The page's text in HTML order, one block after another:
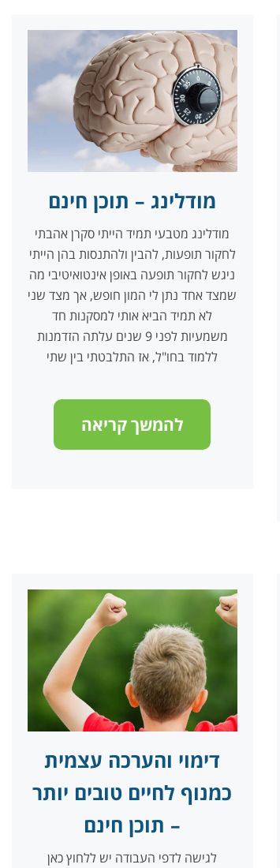
מודלינג – תוכן חינם
מודלינג מטבעי תמיד הייתי סקרן אהבתי
לחקור תופעות, להבין ולהתנסות בהן הייתי
ניגש לחקור תופעה באופן אינטואיטיבי מה
שמצד אחד נתן לי המון חופש, אך מצד שני
לא תמיד הביא אותי למסקנות חד
משמעיות לפני 9 שנים עלתה הזדמנות
ללמוד בחו"ל, אז התלבטתי בין שתי
להמשך קריאה
דימוי והערכה עצמית
כמנוף לחיים טובים יותר
– תוכן חינם
לגישה לדפי העבודה יש ללחוץ כאן